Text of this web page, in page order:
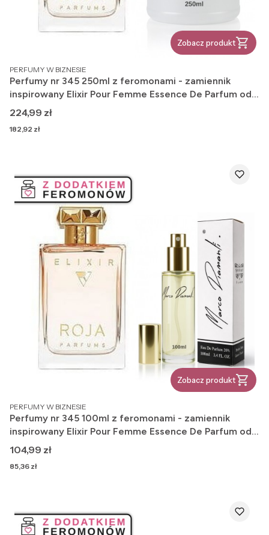
Zobacz produkt
PRODUCENT
PERFUMY W BIZNESIE
Perfumy nr 345 250ml z feromonami - zamiennik
inspirowany Elixir Pour Femme Essence De Parfum od
Roja Dove
Cena
224,99 zł
Cena
182,92 zł
Zobacz produkt
PRODUCENT
PERFUMY W BIZNESIE
Perfumy nr 345 100ml z feromonami - zamiennik
inspirowany Elixir Pour Femme Essence De Parfum od
Roja Dove
Cena
104,99 zł
Cena
85,36 zł